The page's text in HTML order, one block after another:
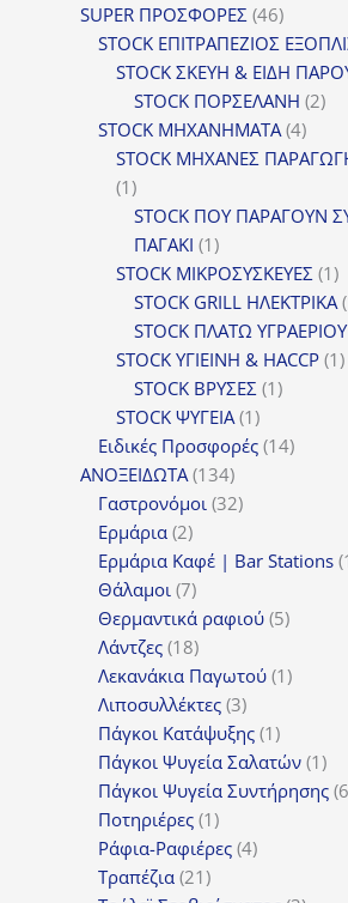
προϊόντα
SUPER ΠΡΟΣΦΟΡΕΣ 4646
STOCK ΕΠΙΤΡΑΠΕΖΙΟΣ
STOCK ΣΚΕΥΗ & ΕΙΔΗ
STOCK ΠΟΡΣΕΛΑΝΗ 22
STOCK ΜΗΧΑΝΗΜΑΤΑ 44
STOCK ΜΗΧΑΝΕΣ
11
προϊόν
STOCK ΠΟΥ ΠΑΡΑΓΟΥΝ
ΠΑΓΑΚΙ 11
προϊόν
STOCK ΜΙΚΡΟΣΥΣΚΕΥΕΣ 11
STOCK GRILL ΗΛΕΚΤΡΙΚΑ
STOCK ΠΛΑΤΩ ΥΓΡΑΕΡΙΟΥ
STOCK ΥΓΙΕΙΝΗ & HACCP 11
STOCK ΒΡΥΣΕΣ 11
STOCK ΨΥΓΕΙΑ 11
προϊόν
Ειδικές Προσφορές 1414
ΑΝΟΞΕΙΔΩΤΑ 134134
προϊόντα
Γαστρονόμοι 3232
Ερμάρια 22
προϊόντα
Ερμάρια Καφέ | Bar Stations
Θάλαμοι 77
προϊόντα
Θερμαντικά ραφιού 55
Λάντζες 1818
προϊόντα
Λεκανάκια Παγωτού 11
Λιποσυλλέκτες 33
προϊόντα
Πάγκοι Κατάψυξης 11
προϊόν
Πάγκοι Ψυγεία Σαλατών 11
Πάγκοι Ψυγεία Συντήρησης 6
Ποτηριέρες 11
προϊόν
Ράφια-Ραφιέρες 44
Τραπέζια 2121